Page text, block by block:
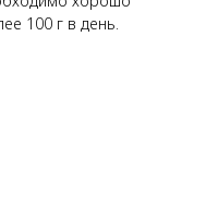
100 г в день.